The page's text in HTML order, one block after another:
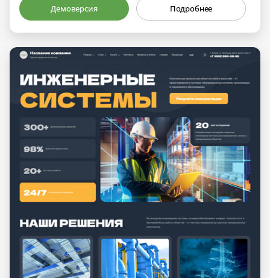
Демоверсия Подробнее